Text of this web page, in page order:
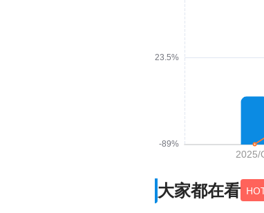
大家都在看